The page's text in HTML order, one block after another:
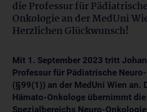
die Professur für
Onkologie an der MedUni
Herzlichen Glückwunsch!
Mit 1. September 2023 tritt
Professur für Pädiatrische
(§99(1)) an der MedUni Wien an.
Hämato-Onkologe übernimmt
Spezialbereichs Neuro-